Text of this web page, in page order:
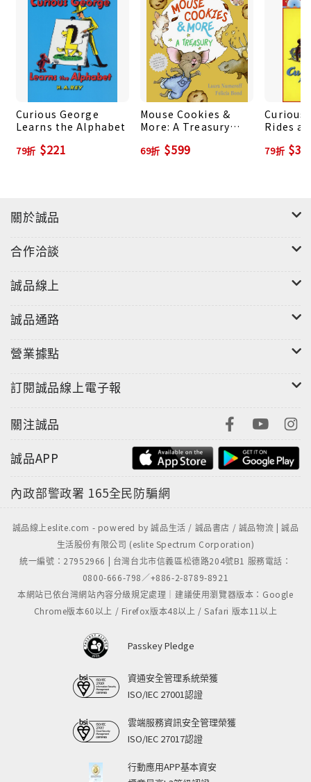
Curious George
Learns the Alphabet
79折 $221
Mouse Cookies &
More: A Treasury
69折 $599
Curious
Rides a
79折
關於誠品
合作洽談
誠品線上
誠品通路
營業據點
訂閱誠品線上電子報
關注誠品
誠品APP
內政部警政署 165全民防騙網
誠品線上eslite.com - powered by 誠品生活 / 誠品書店 / 誠品物流 | 誠品
生活股份有限公司 (eslite Spectrum Corporation)
統一編號：27952966 | 台灣台北市信義區松德路204號B1 服務電話：
0800-666-798／+886-2-8789-8921
本網站已依台灣網站內容分級規定處理｜建議使用瀏覽器版本：Google
Chrome版本60以上 / Firefox版本48以上 / Safari 版本11以上
Passkey Pledge
資通安全管理系統榮獲
ISO/IEC 27001認證
雲端服務資訊安全管理榮獲
ISO/IEC 27017認證
行動應用APP基本資安